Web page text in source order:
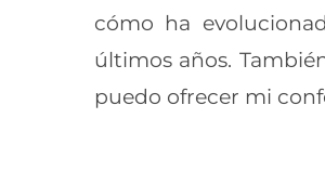
cómo ha
últimos años.
puedo ofrecer mi